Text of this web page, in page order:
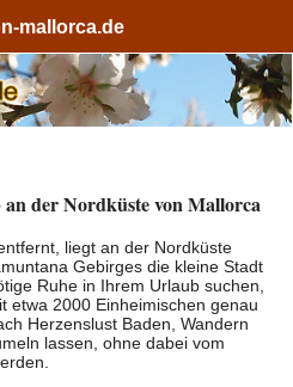
mallorca.de
der Nordküste von Mallorca
liegt an der Nordküste
Gebirges die kleine Stadt
Ruhe in Ihrem Urlaub suchen,
etwa 2000 Einheimischen genau
Herzenslust Baden, Wandern
lassen, ohne dabei vom